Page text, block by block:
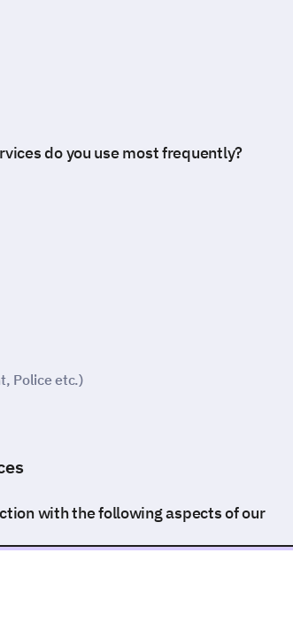
do you use most frequently?
Police etc.)
with the following aspects of our